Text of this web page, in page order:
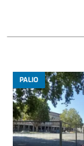
PALIO